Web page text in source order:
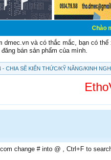
Chào mừng các
dmec.vn và có thắc mắc, bạn có
bán sản phẩm của mình.
- CHIA SẼ KIẾN THỨC/KỸ NĂNG/KINH
change # into @ , Ctrl+F to